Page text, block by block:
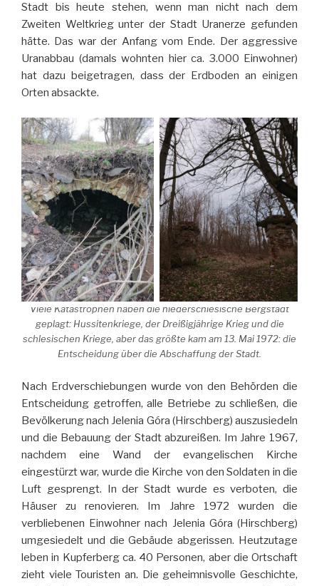
Stadt bis heute stehen, wenn man nicht nach dem
Zweiten Weltkrieg unter der Stadt Uranerze gefunden
hätte. Das war der Anfang vom Ende. Der aggressive
Uranabbau (damals wohnten hier ca. 3.000 Einwohner)
hat dazu beigetragen, dass der Erdboden an einigen
Orten absackte.
Viele Katastrophen haben die niederschlesische Bergstadt
geplagt: Hussitenkriege, der Dreißigjährige Krieg und die
schlesischen Kriege, aber das größte kam am 13. Mai 1972: die
Entscheidung über die Abschaffung der Stadt.
Nach Erdverschiebungen wurde von den Behörden die
Entscheidung getroffen, alle Betriebe zu schließen, die
Bevölkerung nach Jelenia Góra (Hirschberg) auszusiedeln
und die Bebauung der Stadt abzureißen. Im Jahre 1967,
nachdem eine Wand der evangelischen Kirche
eingestürzt war, wurde die Kirche von den Soldaten in die
Luft gesprengt. In der Stadt wurde es verboten, die
Häuser zu renovieren. Im Jahre 1972 wurden die
verbliebenen Einwohner nach Jelenia Góra (Hirschberg)
umgesiedelt und die Gebäude abgerissen. Heutzutage
leben in Kupferberg ca. 40 Personen, aber die Ortschaft
zieht viele Touristen an. Die geheimnisvolle Geschichte,